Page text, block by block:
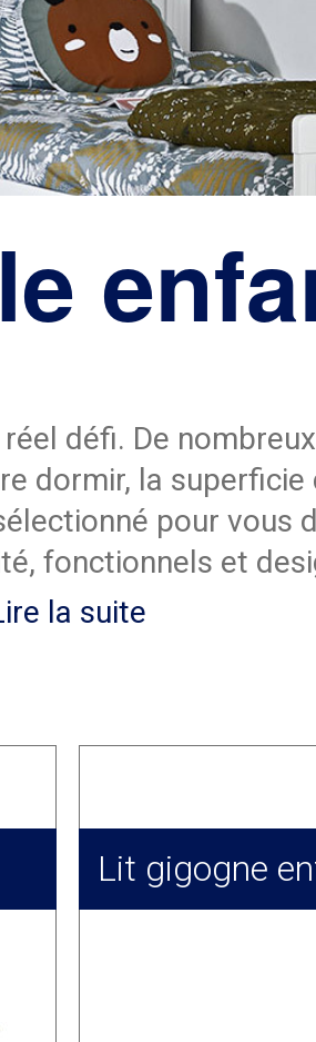
défi. De
dormir, la
pour vous
fonctionnels et
la suite
Lit gigogne